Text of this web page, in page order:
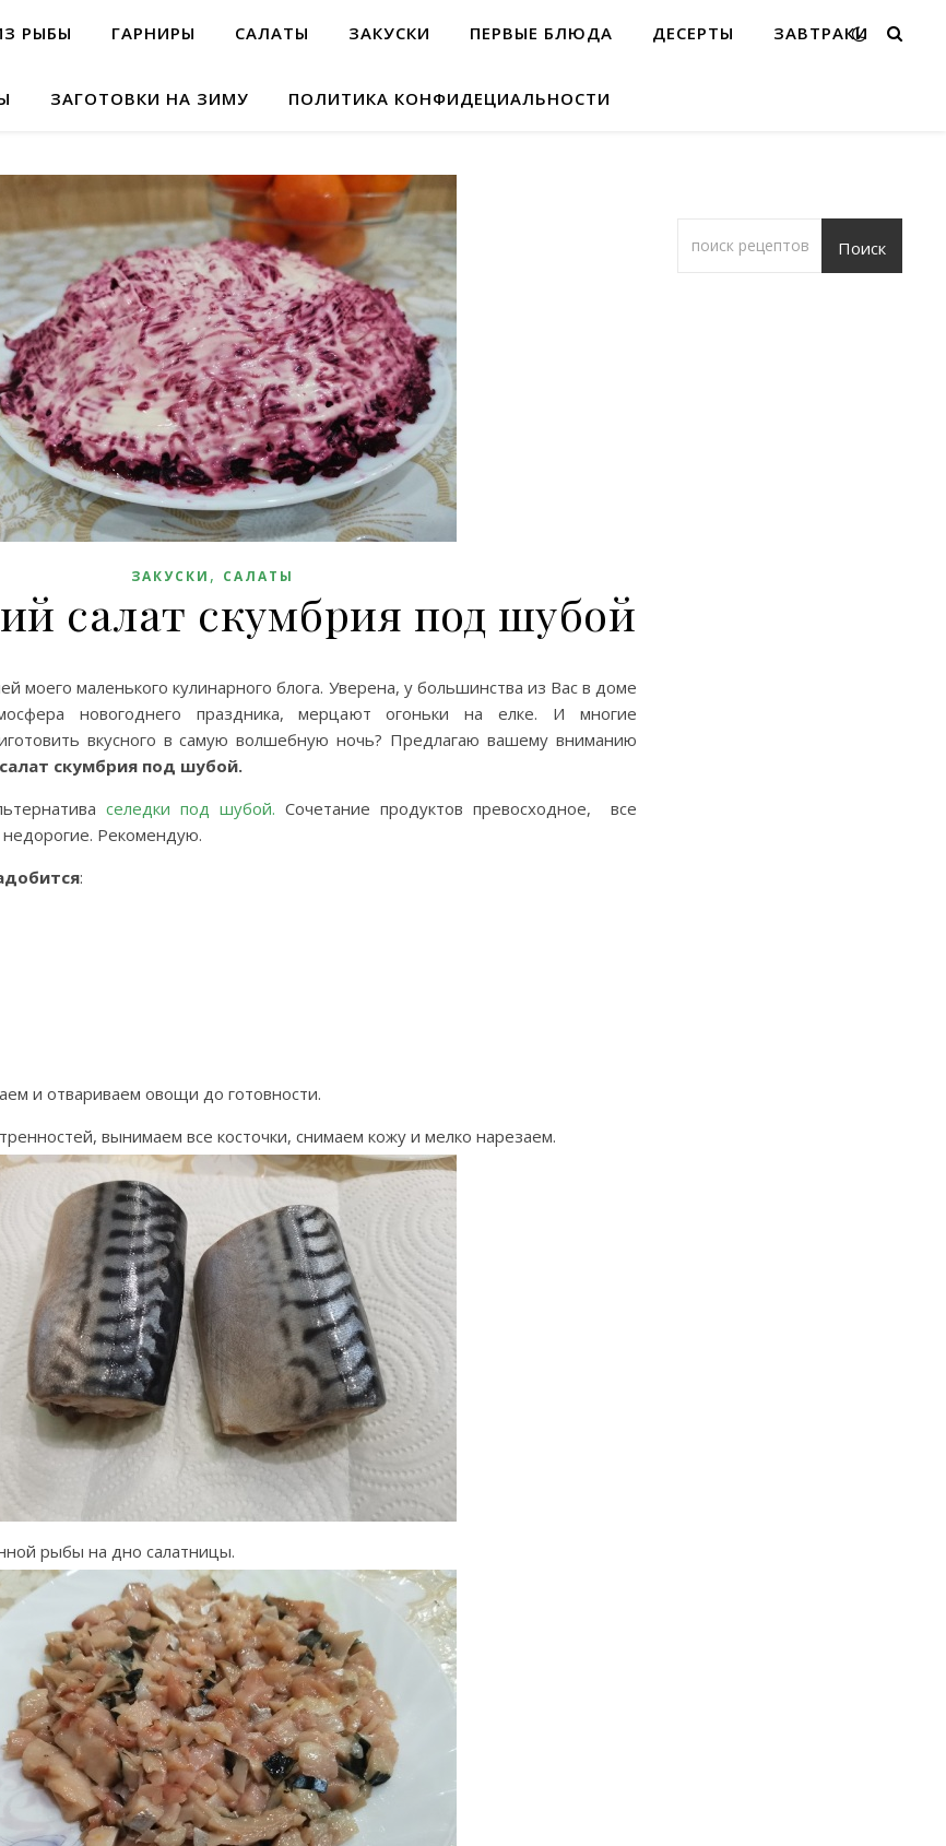
РЫБЫ ГАРНИРЫ САЛАТЫ ЗАКУСКИ ПЕРВЫЕ БЛЮДА ДЕСЕРТЫ ЗАВТРАКИ
ЗАГОТОВКИ НА ЗИМУ ПОЛИТИКА КОНФИДЕЦИАЛЬНОСТИ
ЗАКУСКИ , САЛАТЫ
салат скумбрия под шубой
моего маленького кулинарного блога. Уверена, у большинства из Вас в доме
новогоднего праздника, мерцают огоньки на елке. И многие
вкусного в самую волшебную ночь? Предлагаю вашему вниманию
салат скумбрия под шубой.
селедки под шубой. Сочетание продуктов превосходное, все
Рекомендую.
:
и отвариваем овощи до готовности.
вынимаем все косточки, снимаем кожу и мелко нарезаем.
рыбы на дно салатницы.
Поиск